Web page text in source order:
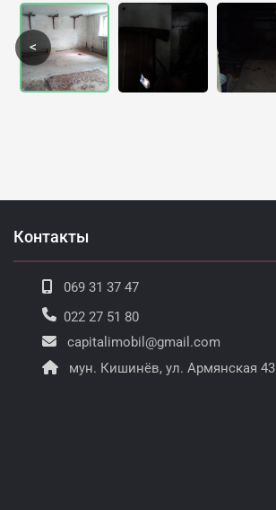
<
Контакты
069 31 37 47
022 27 51 80
capitalimobil@gmail.com
мун. Кишинёв, ул. Армянская 43